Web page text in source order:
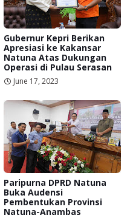
Gubernur Kepri Berikan
Apresiasi ke Kakansar
Natuna Atas Dukungan
Operasi di Pulau Serasan
June 17, 2023
Paripurna DPRD Natuna
Buka Audensi
Pembentukan Provinsi
Natuna-Anambas